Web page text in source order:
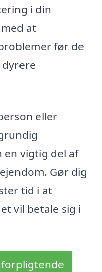
i din
at
før de
eller
vigtig del af
Gør dig
tid i at
vil betale sig i